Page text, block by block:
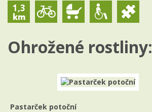
1,3
Ohrožené rostliny:
Pastarček potoční